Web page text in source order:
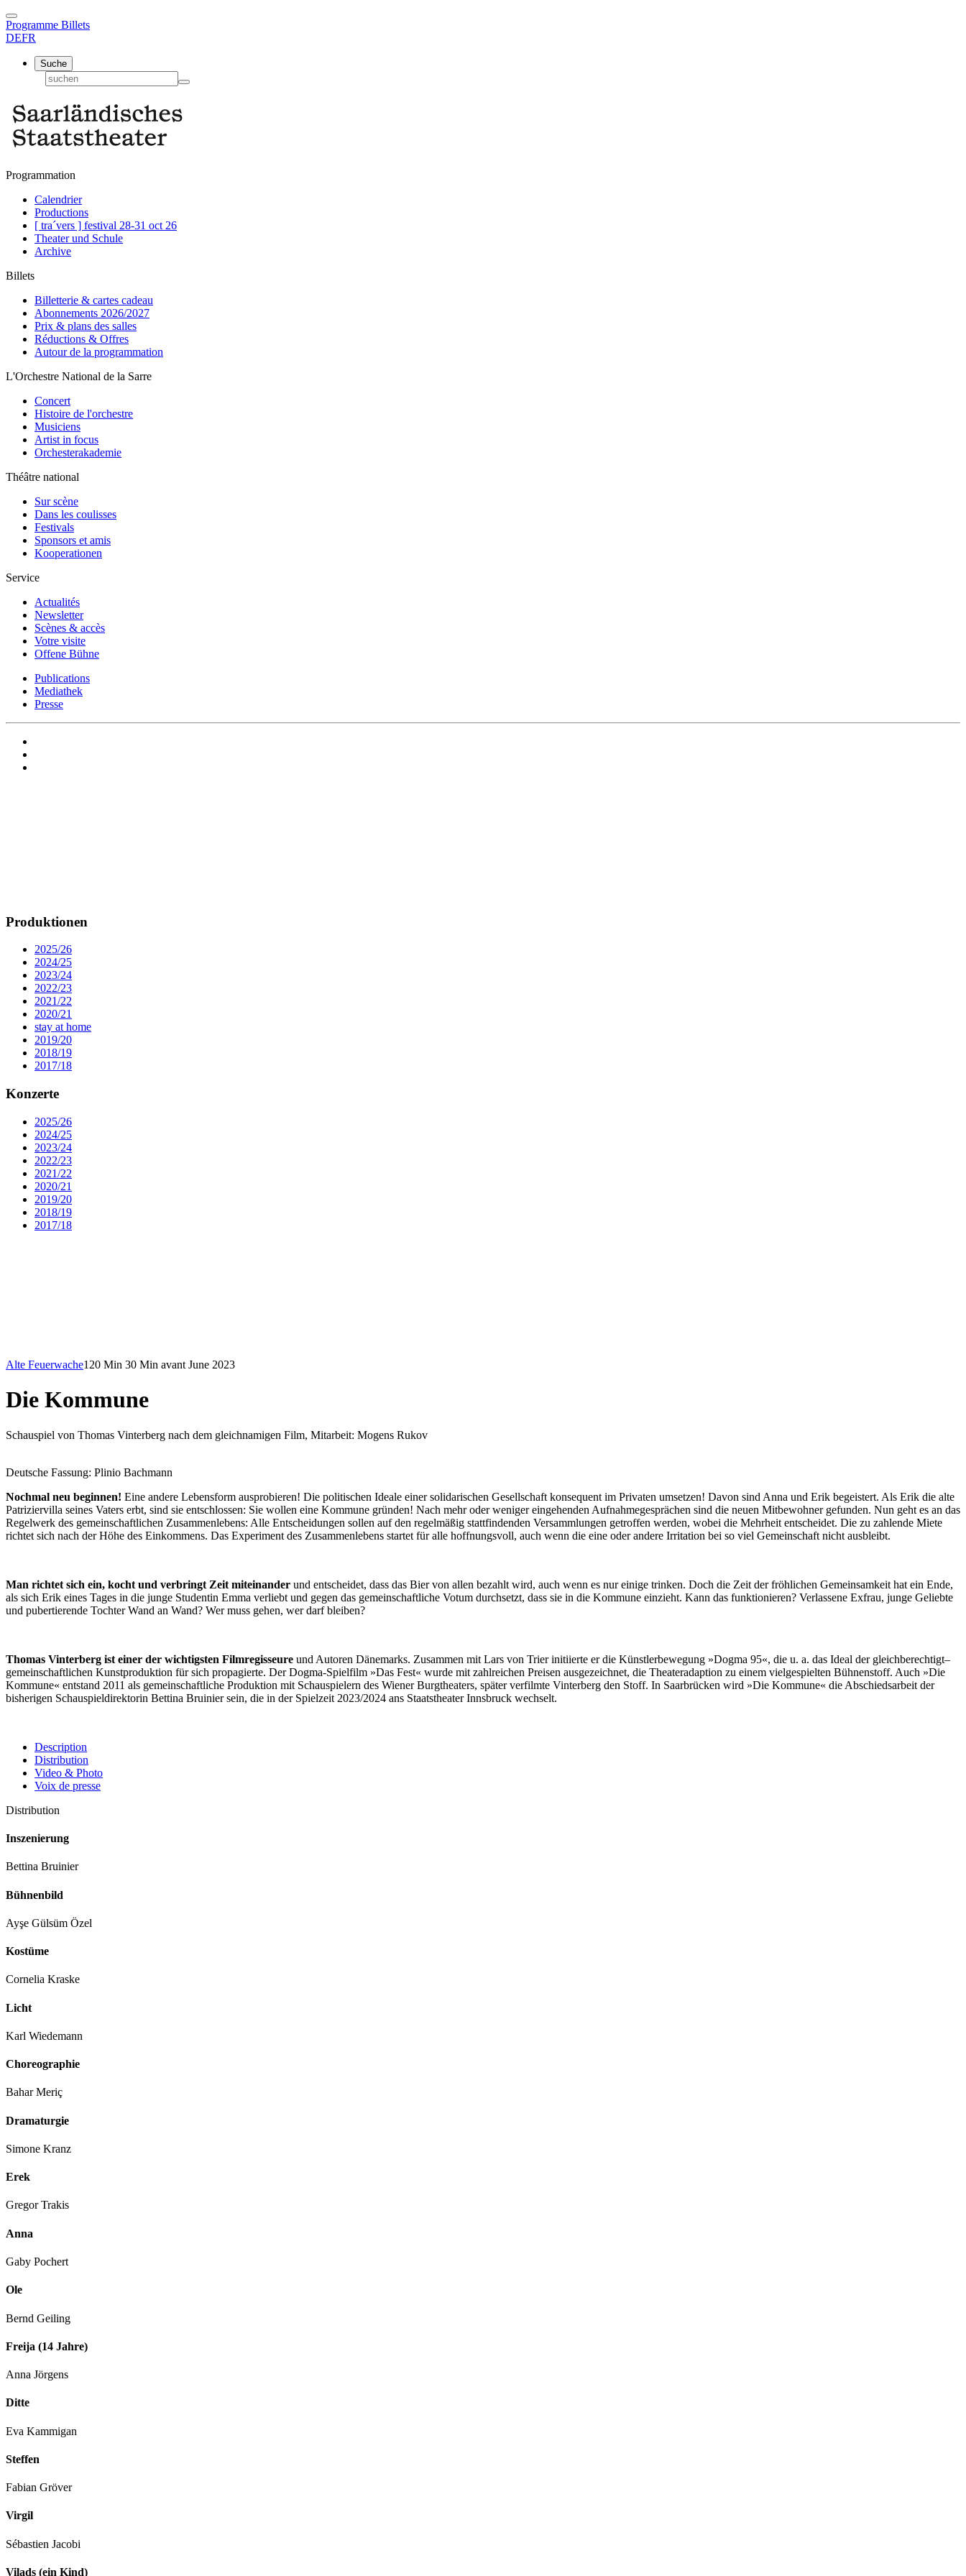
Programme Billets
DEFR
Suche
Programmation
Calendrier
Productions
[ tra´vers ] festival 28-31 oct 26
Theater und Schule
Archive
Billets
Billetterie & cartes cadeau
Abonnements 2026/2027
Prix & plans des salles
Réductions & Offres
Autour de la programmation
L'Orchestre National de la Sarre
Concert
Histoire de l'orchestre
Musiciens
Artist in focus
Orchesterakademie
Théâtre national
Sur scène
Dans les coulisses
Festivals
Sponsors et amis
Kooperationen
Service
Actualités
Newsletter
Scènes & accès
Votre visite
Offene Bühne
Publications
Mediathek
Presse
Produktionen
2025/26
2024/25
2023/24
2022/23
2021/22
2020/21
stay at home
2019/20
2018/19
2017/18
Konzerte
2025/26
2024/25
2023/24
2022/23
2021/22
2020/21
2019/20
2018/19
2017/18
Alte Feuerwache120 Min 30 Min avant June 2023
Die Kommune
Schauspiel von Thomas Vinterberg nach dem gleichnamigen Film, Mitarbeit: Mogens Rukov
Deutsche Fassung: Plinio Bachmann
Nochmal neu beginnen! Eine andere Lebensform ausprobieren! Die politischen Ideale einer solidarischen Gesellschaft konsequent im Privaten umsetzen! Davon sind Anna und Erik begeistert. Als Erik die alte
Patriziervilla seines Vaters erbt, sind sie entschlossen: Sie wollen eine Kommune gründen! Nach mehr oder weniger eingehenden Aufnahmegesprächen sind die neuen Mitbewohner gefunden. Nun geht es an das
Regelwerk des gemeinschaftlichen Zusammenlebens: Alle Entscheidungen sollen auf den regelmäßig stattfindenden Versammlungen getroffen werden, wobei die Mehrheit entscheidet. Die zu zahlende Miete
richtet sich nach der Höhe des Einkommens. Das Experiment des Zusammenlebens startet für alle hoffnungsvoll, auch wenn die eine oder andere Irritation bei so viel Gemeinschaft nicht ausbleibt.
Man richtet sich ein, kocht und verbringt Zeit miteinander und entscheidet, dass das Bier von allen bezahlt wird, auch wenn es nur einige trinken. Doch die Zeit der fröhlichen Gemeinsamkeit hat ein Ende,
als sich Erik eines Tages in die junge Studentin Emma verliebt und gegen das gemeinschaftliche Votum durchsetzt, dass sie in die Kommune einzieht. Kann das funktionieren? Verlassene Exfrau, junge Geliebte
und pubertierende Tochter Wand an Wand? Wer muss gehen, wer darf bleiben?
Thomas Vinterberg ist einer der wichtigsten Filmregisseure und Autoren Dänemarks. Zusammen mit Lars von Trier initiierte er die Künstlerbewegung »Dogma 95«, die u. a. das Ideal der gleichberechtigt–
gemeinschaftlichen Kunstproduktion für sich propagierte. Der Dogma-Spielfilm »Das Fest« wurde mit zahlreichen Preisen ausgezeichnet, die Theateradaption zu einem vielgespielten Bühnenstoff. Auch »Die
Kommune« entstand 2011 als gemeinschaftliche Produktion mit Schauspielern des Wiener Burgtheaters, später verfilmte Vinterberg den Stoff. In Saarbrücken wird »Die Kommune« die Abschiedsarbeit der
bisherigen Schauspieldirektorin Bettina Bruinier sein, die in der Spielzeit 2023/2024 ans Staatstheater Innsbruck wechselt.
Description
Distribution
Video & Photo
Voix de presse
Distribution
Inszenierung
Bettina Bruinier
Bühnenbild
Ayşe Gülsüm Özel
Kostüme
Cornelia Kraske
Licht
Karl Wiedemann
Choreographie
Bahar Meriç
Dramaturgie
Simone Kranz
Erek
Gregor Trakis
Anna
Gaby Pochert
Ole
Bernd Geiling
Freija (14 Jahre)
Anna Jörgens
Ditte
Eva Kammigan
Steffen
Fabian Gröver
Virgil
Sébastien Jacobi
Vilads (ein Kind)